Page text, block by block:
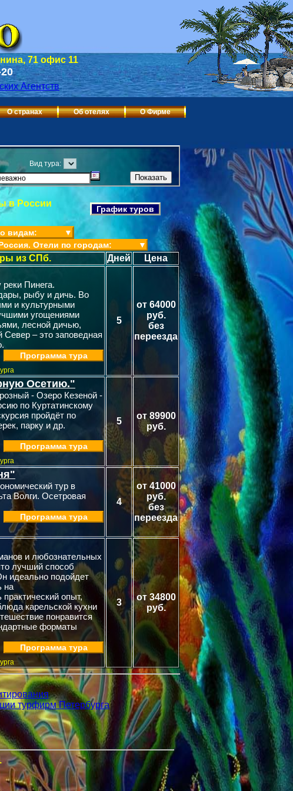
71 офис 11
О странах Об отелях О Фирме
Вид тура:
в России
График туров
видам:
▼
Отели по городам: ▼
из СПб. Дней Цена
реки Пинега.
рыбу и дичь. Во
и культурными
угощениями
лесной дичью,
– это заповедная
Программа тура
5
от 64000
руб.
без
переезда
Осетию."
- Озеро Кезеной -
по Куртатинскому
пройдёт по
парку и др.
Программа тура
5
от 89900
руб.
тур в
Волги. Осетровая
Программа тура
4
от 41000
руб.
без
переезда
и любознательных
лучший способ
идеально подойдет
на
опыт,
карельской кухни
понравится
форматы
Программа тура
3
от 34800
руб.